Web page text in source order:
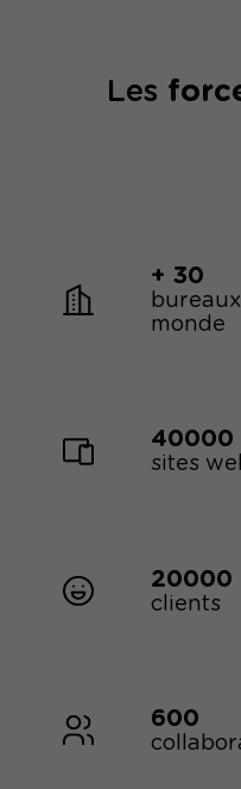
Les
+ 30
monde
40000
sites
20000
clients
600